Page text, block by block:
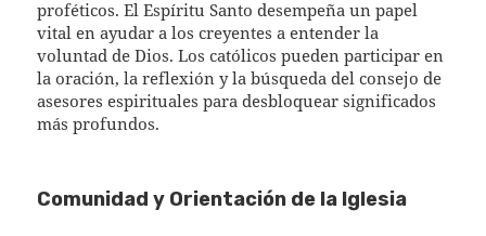
proféticos. El Espíritu Santo desempeña un papel
vital en ayudar a los creyentes a entender la
voluntad de Dios. Los católicos pueden participar en
la oración, la reflexión y la búsqueda del consejo de
asesores espirituales para desbloquear significados
más profundos.
Comunidad y Orientación de la Iglesia